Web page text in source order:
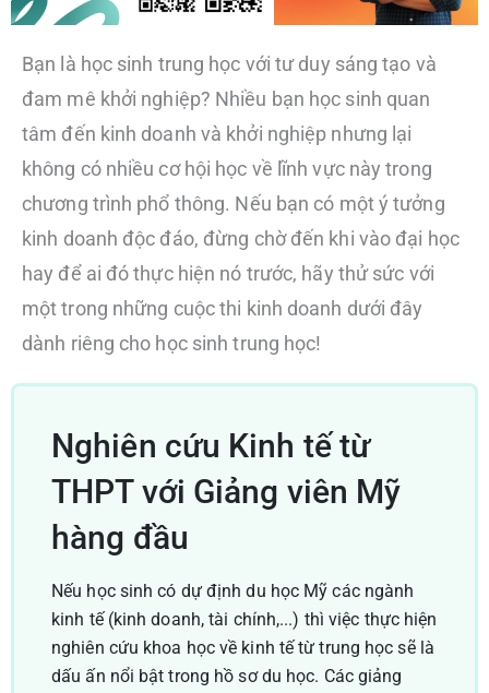
Bạn là học sinh trung học với tư duy sáng tạo và
đam mê khởi nghiệp? Nhiều bạn học sinh quan
tâm đến kinh doanh và khởi nghiệp nhưng lại
không có nhiều cơ hội học về lĩnh vực này trong
chương trình phổ thông. Nếu bạn có một ý tưởng
kinh doanh độc đáo, đừng chờ đến khi vào đại học
hay để ai đó thực hiện nó trước, hãy thử sức với
một trong những cuộc thi kinh doanh dưới đây
dành riêng cho học sinh trung học!
Nghiên cứu Kinh tế từ
THPT với Giảng viên Mỹ
hàng đầu
Nếu học sinh có dự định du học Mỹ các ngành
kinh tế (kinh doanh, tài chính,...) thì việc thực hiện
nghiên cứu khoa học về kinh tế từ trung học sẽ là
dấu ấn nổi bật trong hồ sơ du học. Các giảng